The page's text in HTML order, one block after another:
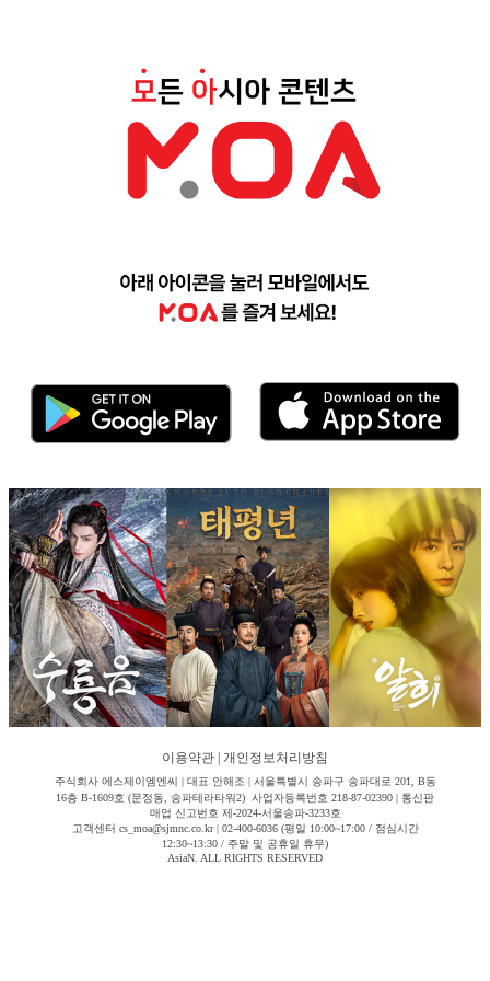
이용약관 개인정보처리방침
주식회사 에스제이엠엔씨 | 대표 안해조 | 서울특별시 송파구 송파대로 201, B동
16층 B-1609호 (문정동, 송파테라타워2) 사업자등록번호 218-87-02390 | 통신판
매업 신고번호 제-2024-서울송파-3233호
고객센터 cs_moa@sjmnc.co.kr | 02-400-6036 (평일 10:00~17:00 / 점심시간
12:30~13:30 / 주말 및 공휴일 휴무)
AsiaN. ALL RIGHTS RESERVED